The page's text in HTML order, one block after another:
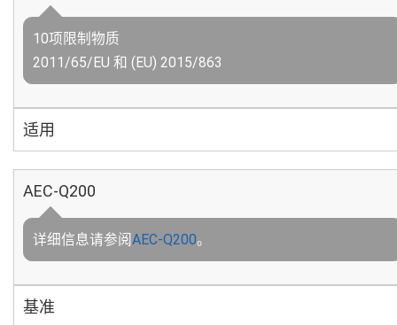
10项限制物质
2011/65/EU 和 (EU) 2015/863
适用
AEC-Q200
详细信息请参阅AEC-Q200。
基准